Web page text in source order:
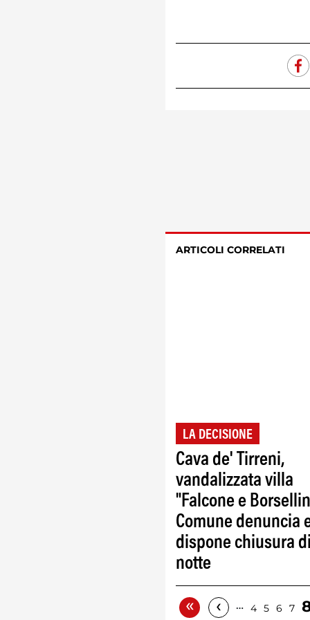
ARTICOLI CORRELATI
LA DECISIONE
Cava de' Tirreni,
vandalizzata villa
"Falcone e
Comune denuncia
dispone chiusura
notte
« ‹ … 4 5 6 7